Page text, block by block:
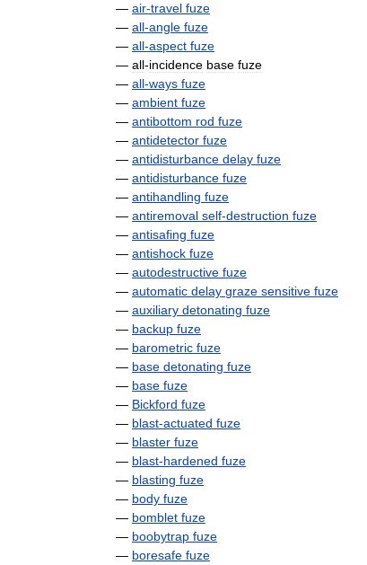
— air-travel fuze
— all-angle fuze
— all-aspect fuze
— all-incidence base fuze
— all-ways fuze
— ambient fuze
— antibottom rod fuze
— antidetector fuze
— antidisturbance delay fuze
— antidisturbance fuze
— antihandling fuze
— antiremoval self-destruction fuze
— antisafing fuze
— antishock fuze
— autodestructive fuze
— automatic delay graze sensitive fuze
— auxiliary detonating fuze
— backup fuze
— barometric fuze
— base detonating fuze
— base fuze
— Bickford fuze
— blast-actuated fuze
— blaster fuze
— blast-hardened fuze
— blasting fuze
— body fuze
— bomblet fuze
— boobytrap fuze
— boresafe fuze